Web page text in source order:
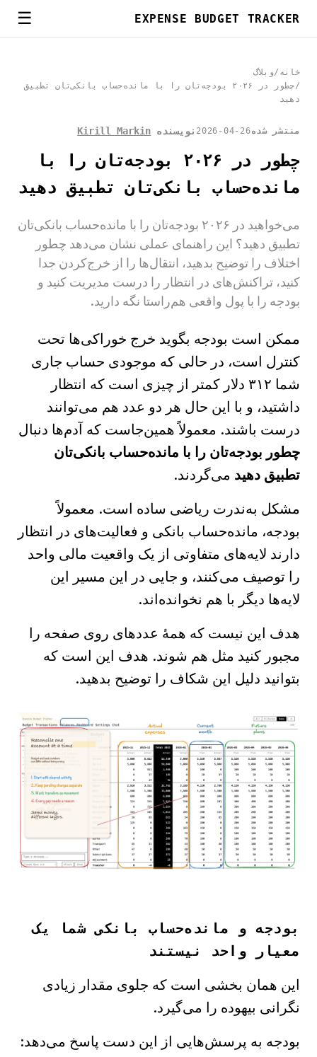
EXPENSE BUDGET TRACKER
☰
خانه /وبلاگ
/
چطور در ۲۰۲۶ بودجه‌تان را با مانده‌حساب بانکی‌تان تطبیق
دهید
منتشر شده2026-04-26 نویسنده Kirill Markin
چطور در ۲۰۲۶ بودجه‌تان را با
مانده‌حساب بانکی‌تان تطبیق دهید
می‌خواهید در ۲۰۲۶ بودجه‌تان را با مانده‌حساب بانکی‌تان
تطبیق دهید؟ این راهنمای عملی نشان می‌دهد چطور
اختلاف را توضیح بدهید، انتقال‌ها را از خرج‌کردن جدا
کنید، تراکنش‌های در انتظار را درست مدیریت کنید و
بودجه را با پول واقعی هم‌راستا نگه دارید.
ممکن است بودجه بگوید خرج خوراکی‌ها تحت
کنترل است، در حالی که موجودی حساب جاری
شما ۳۱۲ دلار کمتر از چیزی است که انتظار
داشتید، و با این حال هر دو عدد هم می‌توانند
درست باشند. معمولاً همین‌جاست که آدم‌ها دنبال
چطور بودجه‌تان را با مانده‌حساب بانکی‌تان
تطبیق دهید می‌گردند.
مشکل به‌ندرت ریاضی ساده است. معمولاً
بودجه، مانده‌حساب بانکی و فعالیت‌های در انتظار
دارند لایه‌های متفاوتی از یک واقعیت مالی واحد
را توصیف می‌کنند، و جایی در این مسیر این
لایه‌ها دیگر با هم نخوانده‌اند.
هدف این نیست که همهٔ عددهای روی صفحه را
مجبور کنید مثل هم شوند. هدف این است که
بتوانید دلیل این شکاف را توضیح بدهید.
بودجه و مانده‌حساب بانکی شما یک
معیار واحد نیستند
این همان بخشی است که جلوی مقدار زیادی
نگرانی بیهوده را می‌گیرد.
بودجه به پرسش‌هایی از این دست پاسخ می‌دهد: